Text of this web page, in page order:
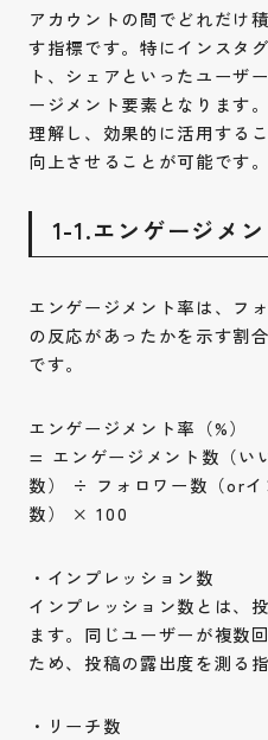
アカウントの間でどれだけ
す指標です。特にインスタ
ト、シェアといったユーザ
ージメント要素となります
理解し、効果的に活用する
向上させることが可能です。
1-1.エンゲージメ
エンゲージメント率は、フ
の反応があったかを示す割
です。
エンゲージメント率（%）
= エンゲージメント数（
数） ÷ フォロワー数（or
数） × 100
・インプレッション数
インプレッション数とは、
ます。同じユーザーが複数
ため、投稿の露出度を測る
・リーチ数